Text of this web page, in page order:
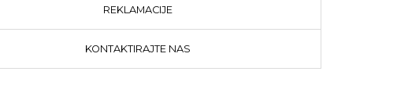
REKLAMACIJE
KONTAKTIRAJTE NAS